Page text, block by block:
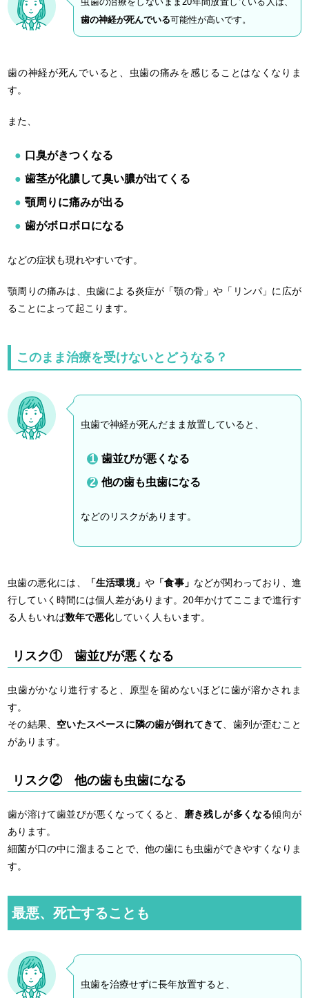
歯の神経が死んでいる可能性が高いです。
歯の神経が死んでいると、虫歯の痛みを感じることはなくなりま
す。
また、
口臭がきつくなる
歯茎が化膿して臭い膿が出てくる
顎周りに痛みが出る
歯がボロボロになる
などの症状も現れやすいです。
顎周りの痛みは、虫歯による炎症が「顎の骨」や「リンパ」に広が
ることによって起こります。
このまま治療を受けないとどうなる？
虫歯で神経が死んだまま放置していると、
歯並びが悪くなる
他の歯も虫歯になる
などのリスクがあります。
虫歯の悪化には、 「生活環境」 や 「食事」 などが関わっており、進
行していく時間には個人差があります。20年かけてここまで進行す
る人もいれば数年で悪化していく人もいます。
リスク① 歯並びが悪くなる
虫歯がかなり進行すると、原型を留めないほどに歯が溶かされま
す。
その結果、 空いたスペースに隣の歯が倒れてきて、歯列が歪むこと
があります。
リスク② 他の歯も虫歯になる
歯が溶けて歯並びが悪くなってくると、 磨き残しが多くなる傾向が
あります。
細菌が口の中に溜まることで、他の歯にも虫歯ができやすくなりま
す。
最悪、死亡することも
虫歯を治療せずに長年放置すると、